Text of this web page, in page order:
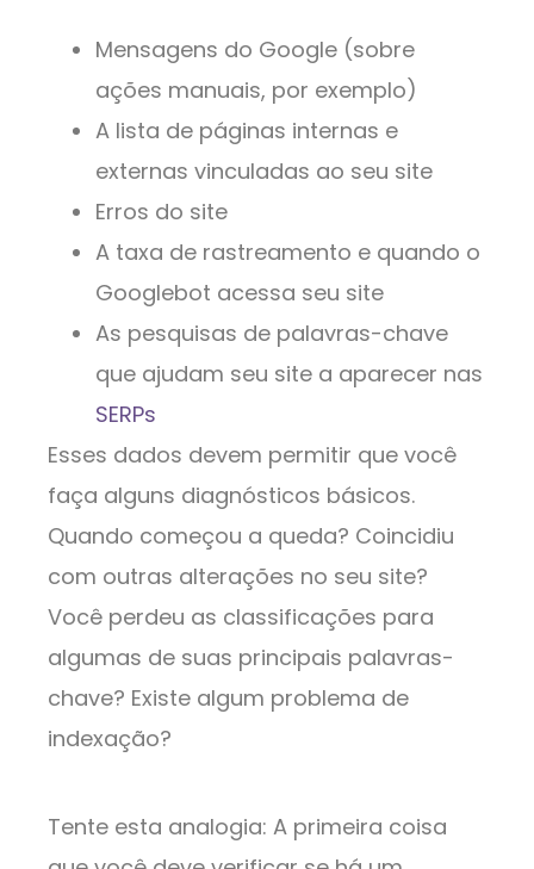
Mensagens do Google (sobre
ações manuais, por exemplo)
A lista de páginas internas e
externas vinculadas ao seu site
Erros do site
A taxa de rastreamento e quando o
Googlebot acessa seu site
As pesquisas de palavras-chave
que ajudam seu site a aparecer nas
SERPs
Esses dados devem permitir que você
faça alguns diagnósticos básicos.
Quando começou a queda? Coincidiu
com outras alterações no seu site?
Você perdeu as classificações para
algumas de suas principais palavras-
chave? Existe algum problema de
indexação?
Tente esta analogia: A primeira coisa